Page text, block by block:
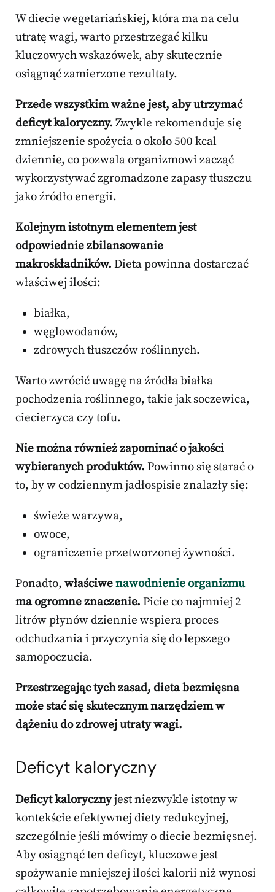
W diecie wegetariańskiej, która ma na celu
utratę wagi, warto przestrzegać kilku
kluczowych wskazówek, aby skutecznie
osiągnąć zamierzone rezultaty.
Przede wszystkim ważne jest, aby utrzymać
deficyt kaloryczny. Zwykle rekomenduje się
zmniejszenie spożycia o około 500 kcal
dziennie, co pozwala organizmowi zacząć
wykorzystywać zgromadzone zapasy tłuszczu
jako źródło energii.
Kolejnym istotnym elementem jest
odpowiednie zbilansowanie
makroskładników. Dieta powinna dostarczać
właściwej ilości:
białka,
węglowodanów,
zdrowych tłuszczów roślinnych.
Warto zwrócić uwagę na źródła białka
pochodzenia roślinnego, takie jak soczewica,
ciecierzyca czy tofu.
Nie można również zapominać o jakości
wybieranych produktów. Powinno się starać o
to, by w codziennym jadłospisie znalazły się:
świeże warzywa,
owoce,
ograniczenie przetworzonej żywności.
Ponadto, właściwenawodnienie organizmu
ma ogromne znaczenie. Picie co najmniej 2
litrów płynów dziennie wspiera proces
odchudzania i przyczynia się do lepszego
samopoczucia.
Przestrzegając tych zasad, dieta bezmięsna
może stać się skutecznym narzędziem w
dążeniu do zdrowej utraty wagi.
Deficyt kaloryczny
Deficyt kalorycznyjest niezwykle istotny w
kontekście efektywnej diety redukcyjnej,
szczególnie jeśli mówimy o diecie bezmięsnej.
Aby osiągnąć ten deficyt, kluczowe jest
spożywanie mniejszej ilości kalorii niż wynosi